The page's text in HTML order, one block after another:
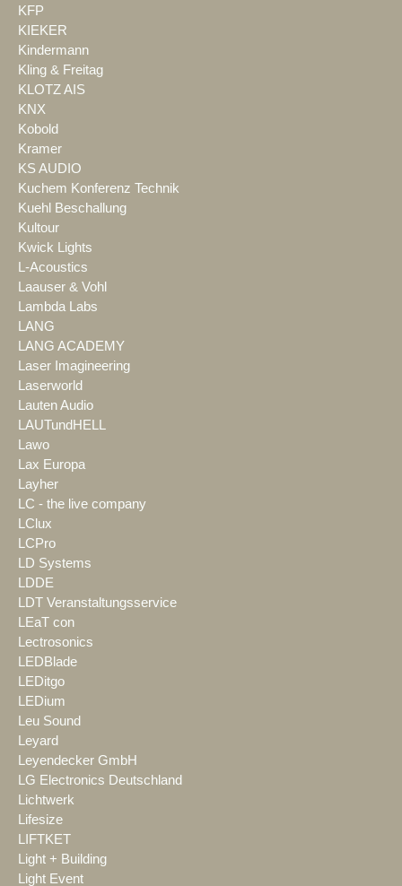
KFP
KIEKER
Kindermann
Kling & Freitag
KLOTZ AIS
KNX
Kobold
Kramer
KS AUDIO
Kuchem Konferenz Technik
Kuehl Beschallung
Kultour
Kwick Lights
L-Acoustics
Laauser & Vohl
Lambda Labs
LANG
LANG ACADEMY
Laser Imagineering
Laserworld
Lauten Audio
LAUTundHELL
Lawo
Lax Europa
Layher
LC - the live company
LClux
LCPro
LD Systems
LDDE
LDT Veranstaltungsservice
LEaT con
Lectrosonics
LEDBlade
LEDitgo
LEDium
Leu Sound
Leyard
Leyendecker GmbH
LG Electronics Deutschland
Lichtwerk
Lifesize
LIFTKET
Light + Building
Light Event